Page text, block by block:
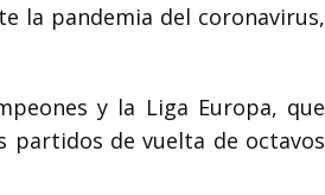
la pandemia del coronavirus,
y la Liga Europa, que
de vuelta de octavos